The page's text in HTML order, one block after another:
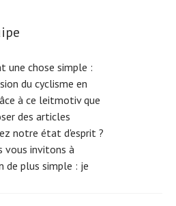
une chose simple :
du cyclisme en
à ce leitmotiv que
des articles
notre état d'esprit ?
vous invitons à
de plus simple : je